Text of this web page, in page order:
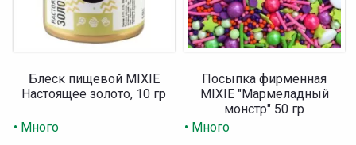
Блеск пищевой MIXIE
Настоящее золото, 10 гр
• Много
Посыпка фирменная
MIXIE "Мармеладный
монстр" 50 гр
• Много